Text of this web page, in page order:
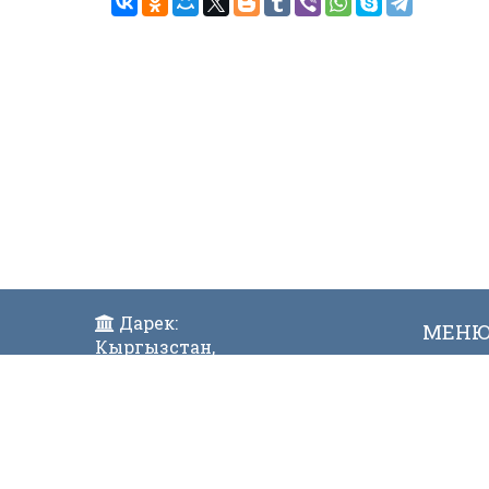
Дарек:
Кыргызстан,